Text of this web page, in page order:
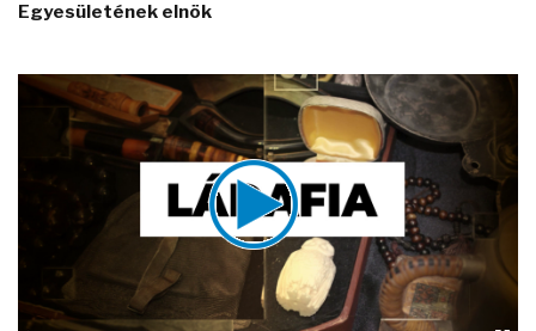
Egyesületének elnök
Video
Player